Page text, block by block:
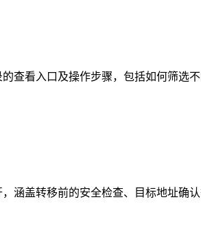
查看入口及操作步骤，包括如何筛选
涵盖转移前的安全检查、目标地址确